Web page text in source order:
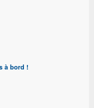
à bord !